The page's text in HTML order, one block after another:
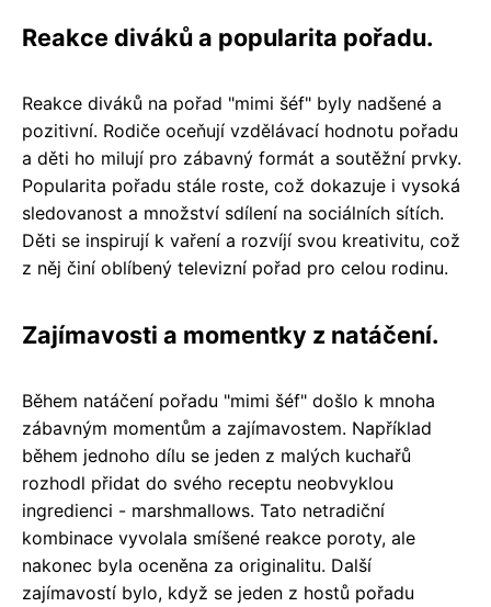
Reakce diváků a popularita pořadu.
Reakce diváků na pořad "mimi šéf" byly nadšené a
pozitivní. Rodiče oceňují vzdělávací hodnotu pořadu
a děti ho milují pro zábavný formát a soutěžní prvky.
Popularita pořadu stále roste, což dokazuje i vysoká
sledovanost a množství sdílení na sociálních sítích.
Děti se inspirují k vaření a rozvíjí svou kreativitu, což
z něj činí oblíbený televizní pořad pro celou rodinu.
Zajímavosti a momentky z natáčení.
Během natáčení pořadu "mimi šéf" došlo k mnoha
zábavným momentům a zajímavostem. Například
během jednoho dílu se jeden z malých kuchařů
rozhodl přidat do svého receptu neobvyklou
ingredienci - marshmallows. Tato netradiční
kombinace vyvolala smíšené reakce poroty, ale
nakonec byla oceněna za originalitu. Další
zajímavostí bylo, když se jeden z hostů pořadu